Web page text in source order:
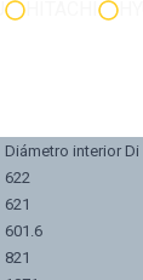
Diámetro interior Di
622
621
601.6
821